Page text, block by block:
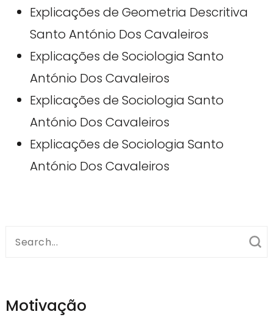
Explicações de Geometria Descritiva
Santo António Dos Cavaleiros
Explicações de Sociologia Santo
António Dos Cavaleiros
Explicações de Sociologia Santo
António Dos Cavaleiros
Explicações de Sociologia Santo
António Dos Cavaleiros
Search
Motivação